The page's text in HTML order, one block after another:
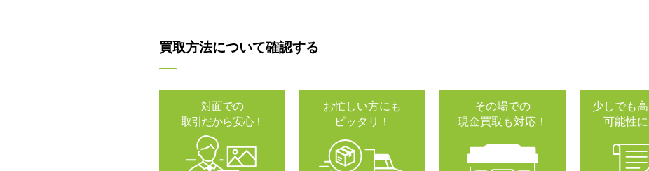
買取方法について確認する
対面での
取引だから安心！
お忙しい方にも
ピッタリ！
その場での
現金買取も対応！
少しでも
可能性に